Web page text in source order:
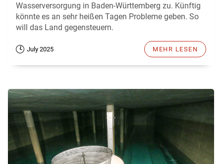
Wasserversorgung in Baden-Württemberg zu. Künftig
könnte es an sehr heißen Tagen Probleme geben. So
will das Land gegensteuern.
July 2025 MEHR LESEN